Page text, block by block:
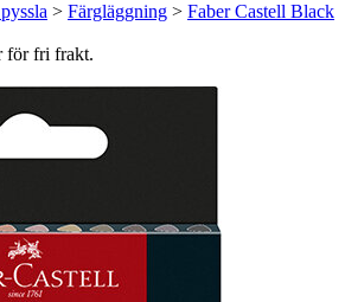
> Färgläggning > Faber Castell Black
för fri frakt.